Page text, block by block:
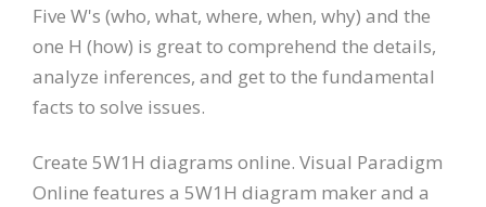
Five W's (who, what, where, when, why) and the
one H (how) is great to comprehend the details,
analyze inferences, and get to the fundamental
facts to solve issues.
Create 5W1H diagrams online. Visual Paradigm
Online features a 5W1H diagram maker and a